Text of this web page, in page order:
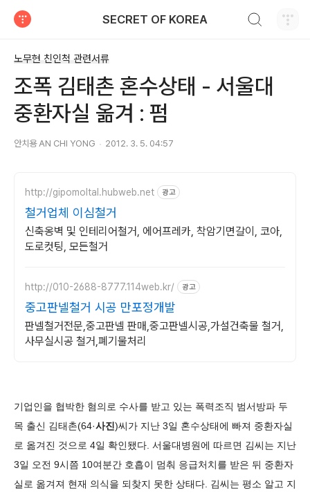
SECRET OF KOREA
노무현 친인척 관련서류
조폭 김태촌 혼수상태 - 서울대
중환자실 옮겨 : 펌
안치용 AN CHI YONG 2012. 3. 5. 04:57
http://gipomoltal.hubweb.net 광고
철거업체 이심철거
신축옹벽 및 인테리어철거, 에어프레카, 착암기면갈이, 코아,
도로컷팅, 모든철거
http://010-2688-8777.114web.kr/ 광고
중고판넬철거 시공 만포정개발
판넬철거전문,중고판넬 판매,중고판넬시공,가설건축물 철거,
사무실시공 철거,폐기물처리
기업인을 협박한 혐의로 수사를 받고 있는 폭력조직 범서방파 두
목 출신 김태촌(64·사진 )씨가 지난 3일 혼수상태에 빠져 중환자실
로 옮겨진 것으로 4일 확인됐다. 서울대병원에 따르면 김씨는 지난
3일 오전 9시쯤 10여분간 호흡이 멈춰 응급처치를 받은 뒤 중환자
실로 옮겨져 현재 의식을 되찾지 못한 상태다. 김씨는 평소 알고 지